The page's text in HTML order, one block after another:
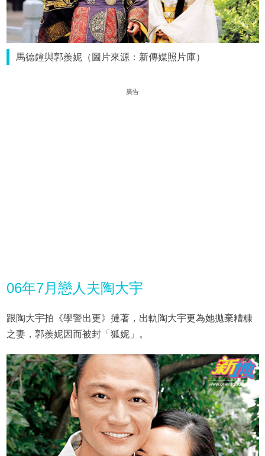
馬德鐘與郭羨妮（圖片來源：新傳媒照片庫）
廣告
06年7月戀人夫陶大宇
跟陶大宇拍《學警出更》撻著，出軌陶大宇更為她拋棄糟糠
之妻，郭羨妮因而被封「狐妮」。